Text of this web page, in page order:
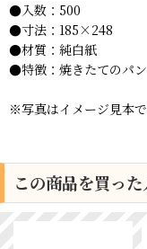
●入数：500
●寸法：185×248
●材質：純白紙
●特徴：焼きたてのパン
※写真はイメージ見本で
この商品を買っ